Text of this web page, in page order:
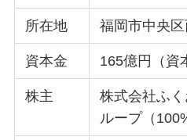
所在地 福岡市中央
資本金 165億円（資
株主
株式会社ふ
ループ（